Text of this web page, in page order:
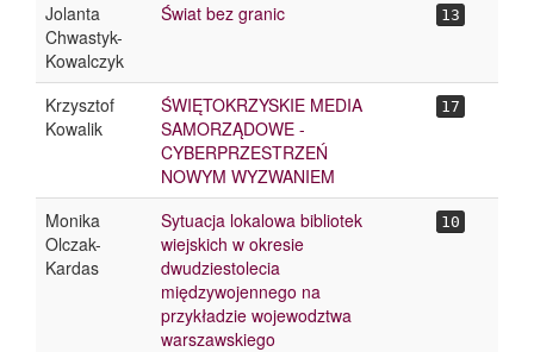
Jolanta
Chwastyk-
Kowalczyk
Świat bez granic 13
Krzysztof
Kowalik
ŚWIĘTOKRZYSKIE MEDIA
SAMORZĄDOWE -
CYBERPRZESTRZEŃ
NOWYM WYZWANIEM
17
Monika
Olczak-
Kardas
Sytuacja lokalowa bibliotek
wiejskich w okresie
dwudziestolecia
międzywojennego na
przykładzie wojewodztwa
warszawskiego
10